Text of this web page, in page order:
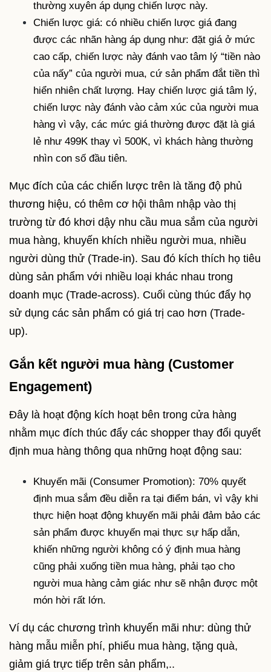
thường xuyên áp dụng chiến lược này.
Chiến lược giá: có nhiều chiến lược giá đang
được các nhãn hàng áp dụng như: đặt giá ở mức
cao cấp, chiến lược này đánh vao tâm lý “tiền nào
của nấy” của người mua, cứ sản phẩm đắt tiền thì
hiển nhiên chất lượng. Hay chiến lược giá tâm lý,
chiến lược này đánh vào cảm xúc của người mua
hàng vì vậy, các mức giá thường được đặt là giá
lẻ như 499K thay vì 500K, vì khách hàng thường
nhìn con số đầu tiên.
Mục đích của các chiến lược trên là tăng độ phủ
thương hiệu, có thêm cơ hội thâm nhập vào thị
trường từ đó khơi dậy nhu cầu mua sắm của người
mua hàng, khuyến khích nhiều người mua, nhiều
người dùng thử (Trade-in). Sau đó kích thích họ tiêu
dùng sản phẩm với nhiều loại khác nhau trong
doanh mục (Trade-across). Cuối cùng thúc đẩy họ
sử dụng các sản phẩm có giá trị cao hơn (Trade-
up).
Gắn kết người mua hàng (Customer
Engagement)
Đây là hoạt động kích hoạt bên trong cửa hàng
nhằm mục đích thúc đẩy các shopper thay đổi quyết
định mua hàng thông qua những hoạt động sau:
Khuyến mãi (Consumer Promotion): 70% quyết
định mua sắm đều diễn ra tại điểm bán, vì vậy khi
thực hiện hoạt động khuyến mãi phải đảm bảo các
sản phẩm được khuyến mại thực sự hấp dẫn,
khiến những người không có ý định mua hàng
cũng phải xuống tiền mua hàng, phải tạo cho
người mua hàng cảm giác như sẽ nhận được một
món hời rất lớn.
Ví dụ các chương trình khuyến mãi như: dùng thử
hàng mẫu miễn phí, phiếu mua hàng, tặng quà,
giảm giá trực tiếp trên sản phẩm,..